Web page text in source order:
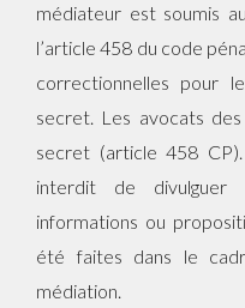
médiateur est soumis
l’article 458 du code
correctionnelles pour
secret. Les avocats
secret (article 458
interdit de divulguer
informations ou
été faites dans le
médiation.